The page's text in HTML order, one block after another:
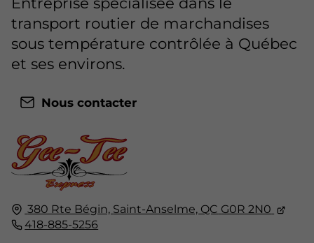
380 Rte Bégin, Saint-Anselme, QC G0R 2N0
418-885-5256
transport routier de marchandises
sous température contrôlée à Québec
et ses environs.
Nous contacter